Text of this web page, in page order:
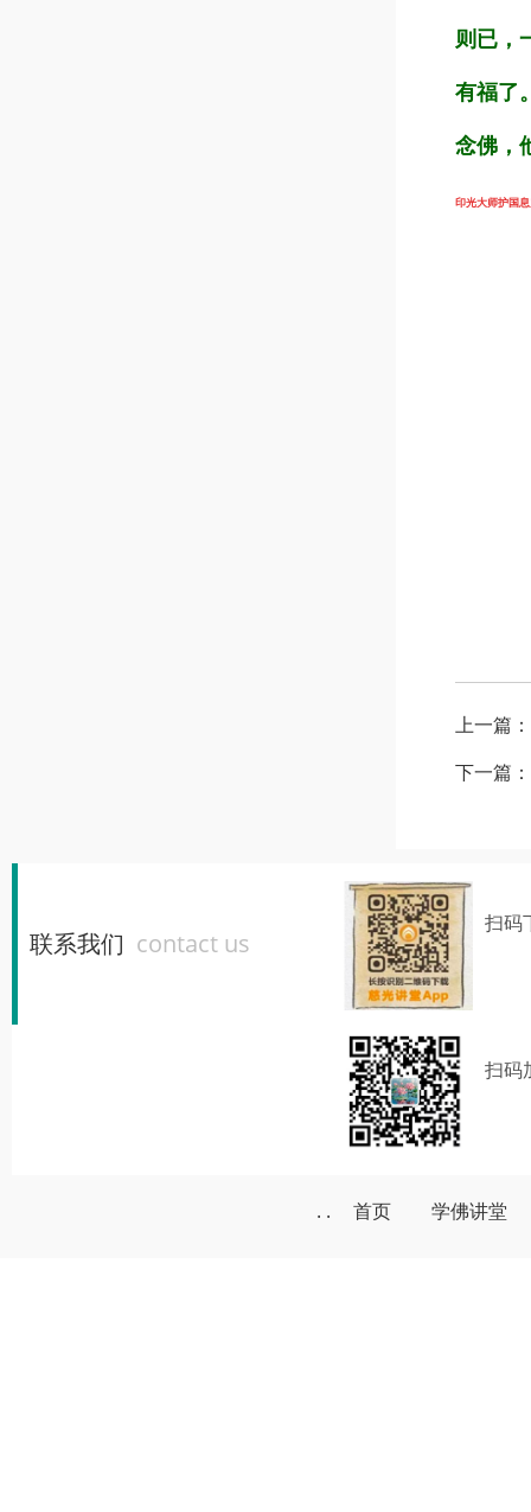
则已，
有福了
念佛，
印光大师护国
上一篇：
下一篇：
联系我们 contact us
扫码
扫码
. . 首页 学佛讲堂